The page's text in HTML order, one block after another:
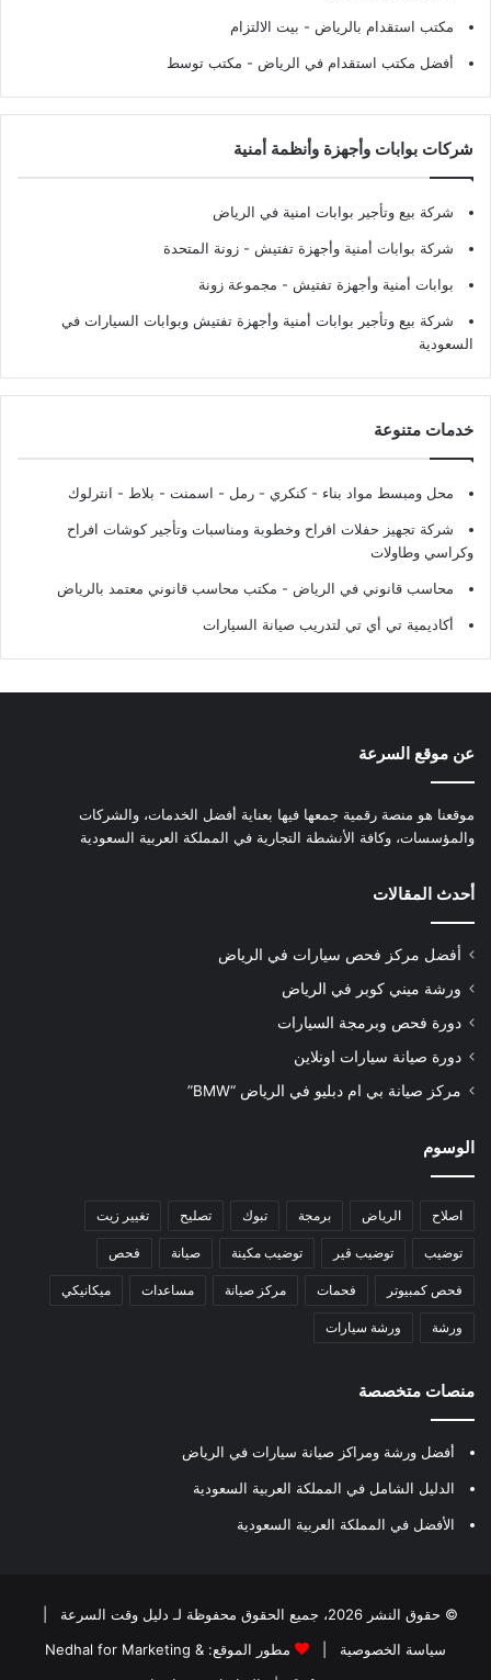
مكتب استقدام بالرياض - بيت الالتزام
أفضل مكتب استقدام في الرياض - مكتب توسط
شركات بوابات وأجهزة وأنظمة أمنية
شركة بيع وتأجير بوابات امنية في الرياض
شركة بوابات أمنية وأجهزة تفتيش - زونة المتحدة
بوابات أمنية وأجهزة تفتيش - مجموعة زونة
شركة بيع وتأجير بوابات أمنية وأجهزة تفتيش وبوابات السيارات في
السعودية
خدمات متنوعة
محل ومبسط مواد بناء - كنكري - رمل - اسمنت - بلاط - انترلوك
شركة تجهيز حفلات افراح وخطوبة ومناسبات وتأجير كوشات افراح
وكراسي وطاولات
محاسب قانوني في الرياض - مكتب محاسب قانوني معتمد بالرياض
أكاديمية تي أي تي لتدريب صيانة السيارات
عن موقع السرعة
موقعنا هو منصة رقمية جمعها فيها بعناية أفضل الخدمات، والشركات
والمؤسسات، وكافة الأنشطة التجارية في المملكة العربية السعودية
أحدث المقالات
أفضل مركز فحص سيارات في الرياض
ورشة ميني كوبر في الرياض
دورة فحص وبرمجة السيارات
دورة صيانة سيارات اونلاين
مركز صيانة بي ام دبليو في الرياض “BMW”
الوسوم
اصلاح الرياض برمجة تبوك تصليح تغيير زيت
توضيب توضيب قير توضيب مكينة صيانة فحص
فحص كمبيوتر فحمات مركز صيانة مساعدات ميكانيكي
ورشة ورشة سيارات
منصات متخصصة
أفضل ورشة ومراكز صيانة سيارات في الرياض
الدليل الشامل في المملكة العربية السعودية
الأفضل في المملكة العربية السعودية
© حقوق النشر 2026، جميع الحقوق محفوظة لـ دليل وقت السرعة
سياسة الخصوصية
مطور الموقع: Nedhal for Marketing &